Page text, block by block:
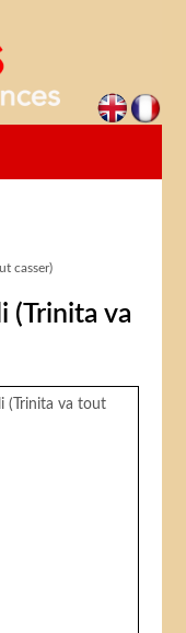
casser)
(Trinita va
(Trinita va tout